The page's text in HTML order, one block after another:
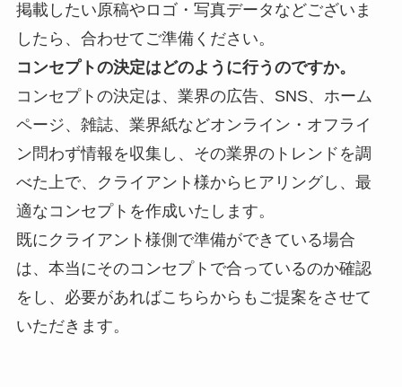
掲載したい原稿やロゴ・写真データなどございま
したら、合わせてご準備ください。
コンセプトの決定はどのように行うのですか。
コンセプトの決定は、業界の広告、SNS、ホーム
ページ、雑誌、業界紙などオンライン・オフライ
ン問わず情報を収集し、その業界のトレンドを調
べた上で、クライアント様からヒアリングし、最
適なコンセプトを作成いたします。
既にクライアント様側で準備ができている場合
は、本当にそのコンセプトで合っているのか確認
をし、必要があればこちらからもご提案をさせて
いただきます。